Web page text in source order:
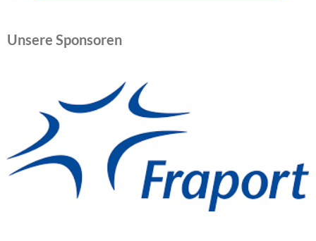
Unsere Sponsoren